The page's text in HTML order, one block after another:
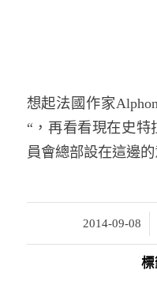
想起法國作家
“，再看看現在史特
員會總部設在這邊
2014-09-08
/
標